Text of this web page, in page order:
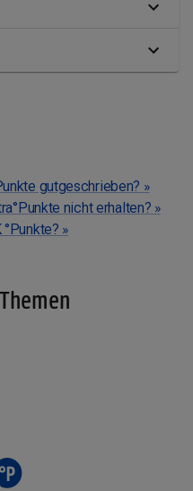
gutgeschrieben? »
nicht erhalten? »
»